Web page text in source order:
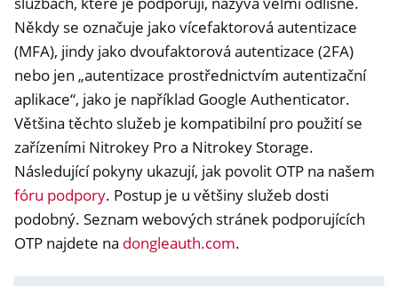
navigation of HSM
navigation of PIV (Windows only)
navigation of Různé
navigation of Nitrokey 3
navigation of Nitrokey Passkey
navigation of Nitrokey FIDO2
Někdy se označuje jako vícefaktorová autentizace
(MFA), jindy jako dvoufaktorová autentizace (2FA)
nebo jen „autentizace prostřednictvím autentizační
aplikace“, jako je například Google Authenticator.
Většina těchto služeb je kompatibilní pro použití se
zařízeními Nitrokey Pro a Nitrokey Storage.
Následující pokyny ukazují, jak povolit OTP na našem
fóru podpory. Postup je u většiny služeb dosti
podobný. Seznam webových stránek podporujících
OTP najdete na dongleauth.com.